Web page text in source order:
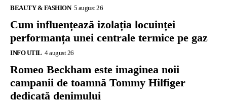
BEAUTY & FASHION 5 august 26
Cum influențează izolația locuinței
performanța unei centrale termice pe gaz
INFO UTIL 4 august 26
Romeo Beckham este imaginea noii
campanii de toamnă Tommy Hilfiger
dedicată denimului